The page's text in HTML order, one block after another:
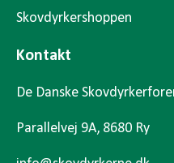
Skovdyrkershoppen
Kontakt
De Danske
Parallelvej 9A, 8680 Ry